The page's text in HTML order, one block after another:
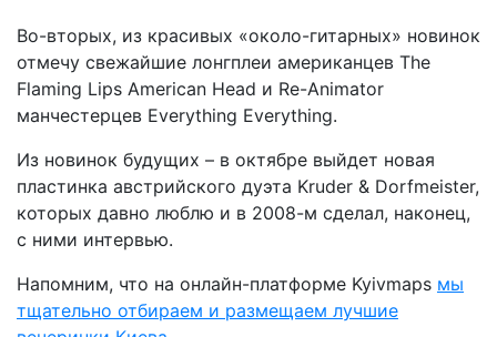
Во-вторых, из красивых «около-гитарных» новинок
отмечу свежайшие лонгплеи американцев The
Flaming Lips American Head и Re-Animator
манчестерцев Everything Everything.
Из новинок будущих – в октябре выйдет новая
пластинка австрийского дуэта Kruder & Dorfmeister,
которых давно люблю и в 2008-м сделал, наконец,
с ними интервью.
Напомним, что на онлайн-платформе Kyivmaps мы
тщательно отбираем и размещаем лучшие